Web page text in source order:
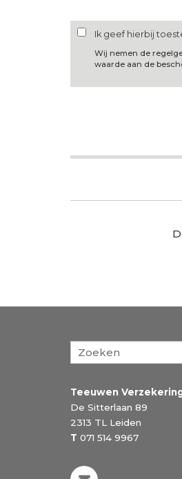
Ik geef hierbij
Wij nemen de
waarde aan de
Teeuwen
De Sitterlaan 89
2313 TL Leiden
T 071 514 9967